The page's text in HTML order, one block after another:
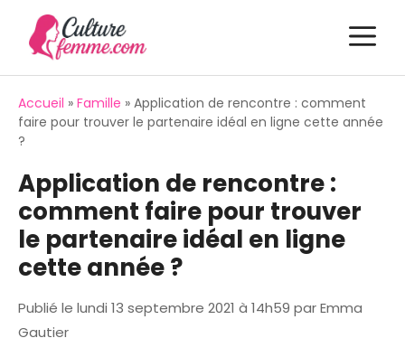
contenu
Accueil » Famille » Application de rencontre : comment
faire pour trouver le partenaire idéal en ligne cette année
?
Application de rencontre :
comment faire pour trouver
le partenaire idéal en ligne
cette année ?
Publié le lundi 13 septembre 2021 à 14h59 parEmma
Gautier